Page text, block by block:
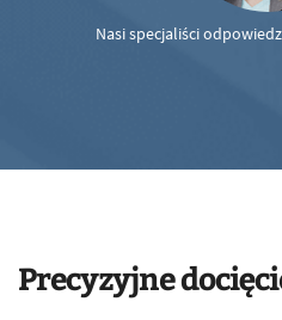
Nasi specjaliści
Precyzyjne